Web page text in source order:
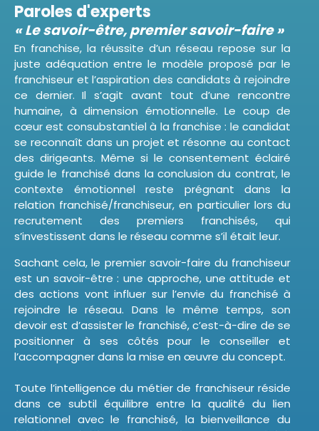
Paroles d'experts​
« Le savoir-être, premier savoir-faire »
En franchise, la réussite d’un réseau repose sur la
juste adéquation entre le modèle proposé par le
franchiseur et l’aspiration des candidats à rejoindre
ce dernier. Il s’agit avant tout d’une rencontre
humaine, à dimension émotionnelle. Le coup de
cœur est consubstantiel à la franchise : le candidat
se reconnaît dans un projet et résonne au contact
des dirigeants. Même si le consentement éclairé
guide le franchisé dans la conclusion du contrat, le
contexte émotionnel reste prégnant dans la
relation franchisé/franchiseur, en particulier lors du
recrutement des premiers franchisés, qui
s’investissent dans le réseau comme s’il était leur.
Sachant cela, le premier savoir-faire du franchiseur
est un savoir-être : une approche, une attitude et
des actions vont influer sur l’envie du franchisé à
rejoindre le réseau. Dans le même temps, son
devoir est d’assister le franchisé, c’est-à-dire de se
positionner à ses côtés pour le conseiller et
l’accompagner dans la mise en œuvre du concept.
Toute l’intelligence du métier de franchiseur réside
dans ce subtil équilibre entre la qualité du lien
relationnel avec le franchisé, la bienveillance du